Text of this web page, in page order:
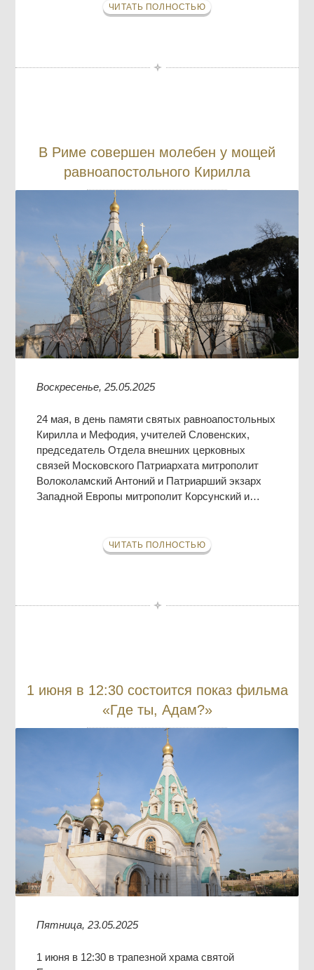
ЧИТАТЬ ПОЛНОСТЬЮ
В Риме совершен молебен у мощей
равноапостольного Кирилла
Воскресенье, 25.05.2025
24 мая, в день памяти святых равноапостольных
Кирилла и Мефодия, учителей Словенских,
председатель Отдела внешних церковных
связей Московского Патриархата митрополит
Волоколамский Антоний и Патриарший экзарх
Западной Европы митрополит Корсунский и…
ЧИТАТЬ ПОЛНОСТЬЮ
1 июня в 12:30 состоится показ фильма
«Где ты, Адам?»
Пятница, 23.05.2025
1 июня в 12:30 в трапезной храма святой